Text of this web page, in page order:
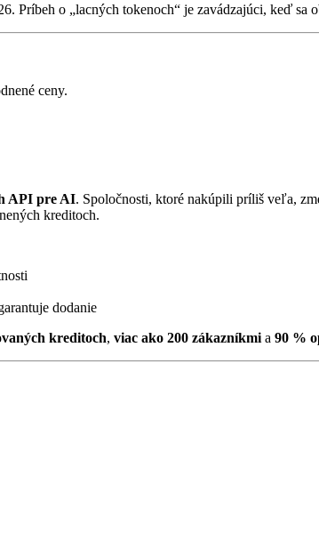
Príbeh o „lacných tokenoch“ je zavádzajúci, keď sa
ceny.
API pre AI. Spoločnosti, ktoré nakúpili príliš veľa,
kreditoch.
dodanie
kreditoch, viac ako 200 zákazníkmi a 90 %